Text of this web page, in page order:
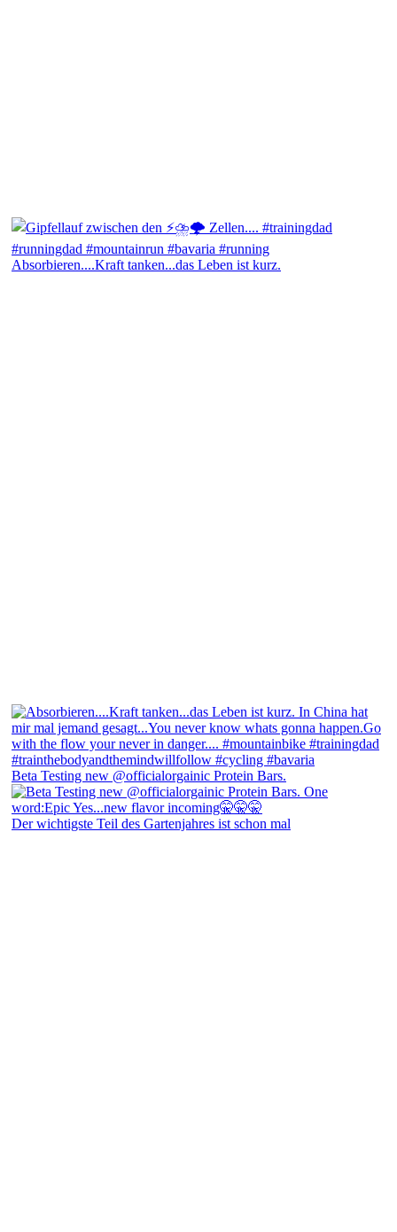
Absorbieren....Kraft tanken...das Leben ist kurz.
Beta Testing new @officialorgainic Protein Bars.
Der wichtigste Teil des Gartenjahres ist schon mal